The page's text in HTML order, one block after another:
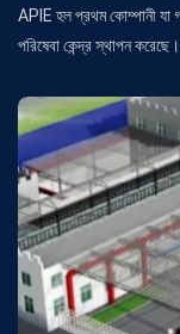
APIE হল প্রথম কোম্পানী যা
পরিষেবা কেন্দ্র স্থাপন করেছে।